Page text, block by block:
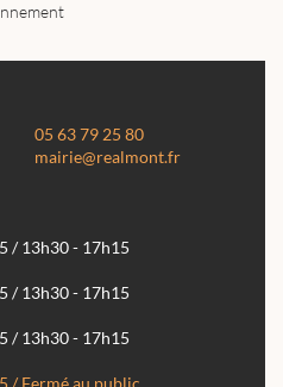
05 63 79 25 80
mairie@realmont.fr
/ 13h30 - 17h15
/ 13h30 - 17h15
/ 13h30 - 17h15